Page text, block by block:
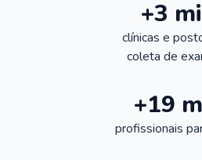
+3
clínicas e
coleta de
+19
profissionais